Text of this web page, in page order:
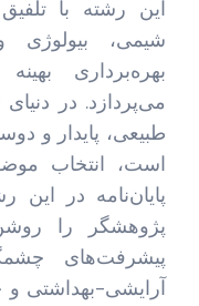
این رشته با
شیمی،
بهره‌برداری
می‌پردازد. در
طبیعی، پایدار و
است، انتخاب
پایان‌نامه در این
پژوهشگر را
پیشرفت‌های
آرایشی-بهداشتی و